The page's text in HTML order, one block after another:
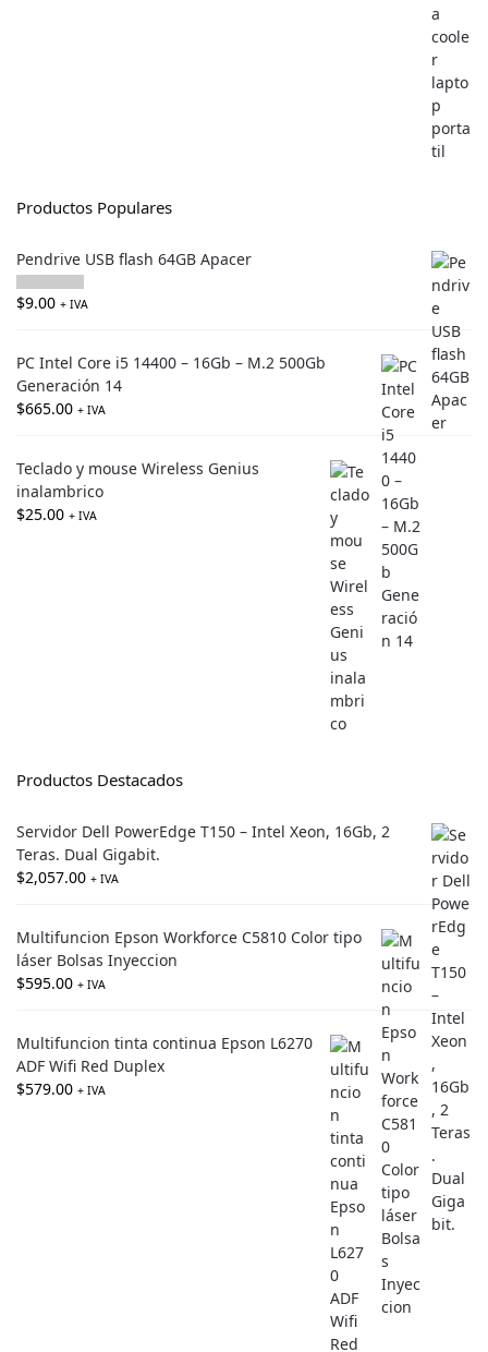
Productos Populares
Pendrive USB flash 64GB Apacer
$9.00 + IVA
PC Intel Core i5 14400 – 16Gb – M.2 500Gb
Generación 14
$665.00 + IVA
Teclado y mouse Wireless Genius
inalambrico
$25.00 + IVA
Productos Destacados
Servidor Dell PowerEdge T150 – Intel Xeon, 16Gb, 2
Teras. Dual Gigabit.
$2,057.00 + IVA
Multifuncion Epson Workforce C5810 Color tipo
láser Bolsas Inyeccion
$595.00 + IVA
Multifuncion tinta continua Epson L6270
ADF Wifi Red Duplex
$579.00 + IVA